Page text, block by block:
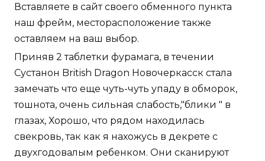
Вставляете в сайт своего обменного пункта
наш фрейм, месторасположение также
оставляем на ваш выбор.
Приняв 2 таблетки фурамага, в течении
Сустанон British Dragon Новочеркасск стала
замечать что еще чуть-чуть упаду в обморок,
тошнота, очень сильная слабость,"блики " в
глазах, Хорошо, что рядом находилась
свекровь, так как я нахожусь в декрете с
двухгодовалым ребенком. Они сканируют